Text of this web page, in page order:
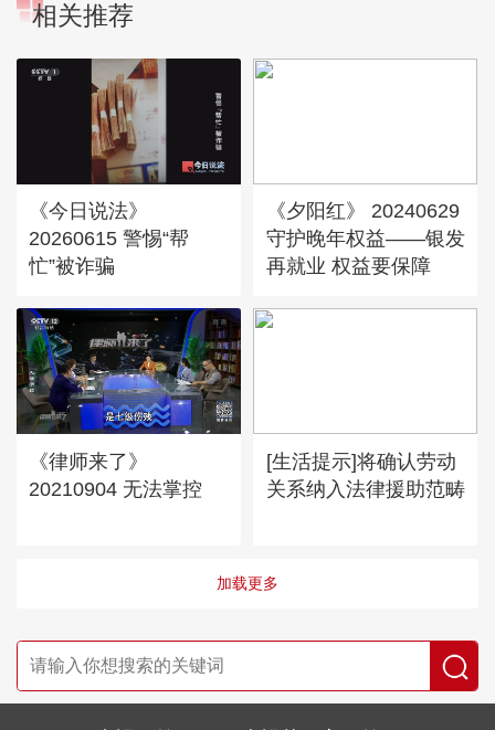
相关推荐
《今日说法》
20260615 警惕“帮
忙”被诈骗
《夕阳红》 20240629
守护晚年权益——银发
再就业 权益要保障
《律师来了》
20210904 无法掌控
[生活提示]将确认劳动
关系纳入法律援助范畴
加载更多